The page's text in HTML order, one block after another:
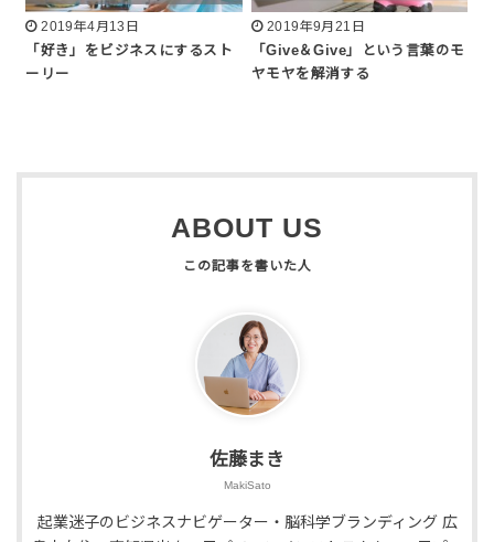
2019年4月13日
「好き」をビジネスにするスト
ーリー
2019年9月21日
「Give＆Give」という言葉のモ
ヤモヤを解消する
ABOUT US
佐藤まき
MakiSato
起業迷子のビジネスナビゲーター・脳科学ブランディング 広